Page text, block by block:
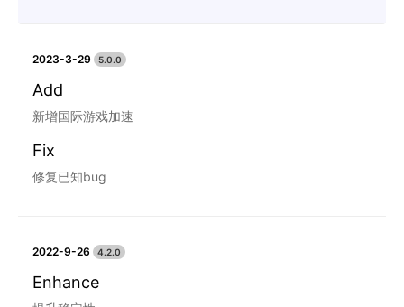
2023-3-29 5.0.0
Add
新增国际游戏加速
Fix
修复已知bug
2022-9-26 4.2.0
Enhance